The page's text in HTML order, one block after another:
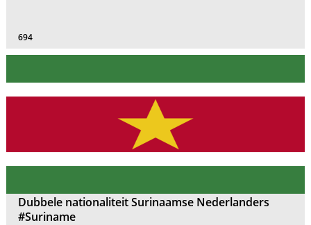
694
Dubbele nationaliteit Surinaamse Nederlanders
#Suriname